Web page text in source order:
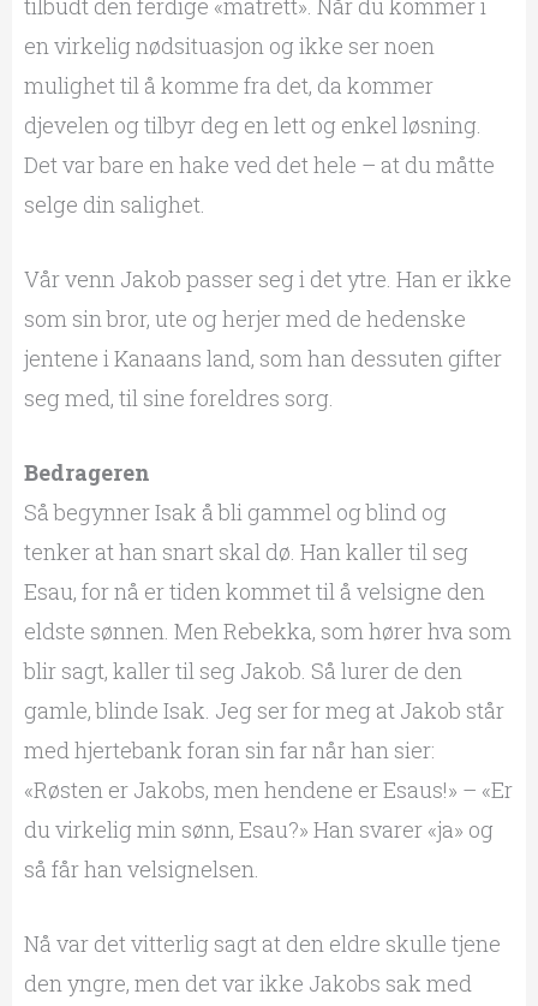
tilbudt den ferdige «matrett». Når du kommer i
en virkelig nødsituasjon og ikke ser noen
mulighet til å komme fra det, da kommer
djevelen og tilbyr deg en lett og enkel løsning.
Det var bare en hake ved det hele – at du måtte
selge din salighet.
Vår venn Jakob passer seg i det ytre. Han er ikke
som sin bror, ute og herjer med de hedenske
jentene i Kanaans land, som han dessuten gifter
seg med, til sine foreldres sorg.
Bedrageren
Så begynner Isak å bli gammel og blind og
tenker at han snart skal dø. Han kaller til seg
Esau, for nå er tiden kommet til å velsigne den
eldste sønnen. Men Rebekka, som hører hva som
blir sagt, kaller til seg Jakob. Så lurer de den
gamle, blinde Isak. Jeg ser for meg at Jakob står
med hjertebank foran sin far når han sier:
«Røsten er Jakobs, men hendene er Esaus!» – «Er
du virkelig min sønn, Esau?» Han svarer «ja» og
så får han velsignelsen.
Nå var det vitterlig sagt at den eldre skulle tjene
den yngre, men det var ikke Jakobs sak med